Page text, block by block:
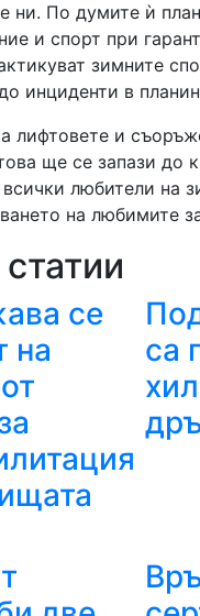
ни. По думите ѝ
и спорт при
зимните
инциденти в
лифтовете и
ще се запази до
любители на
на любимите
се
на
са